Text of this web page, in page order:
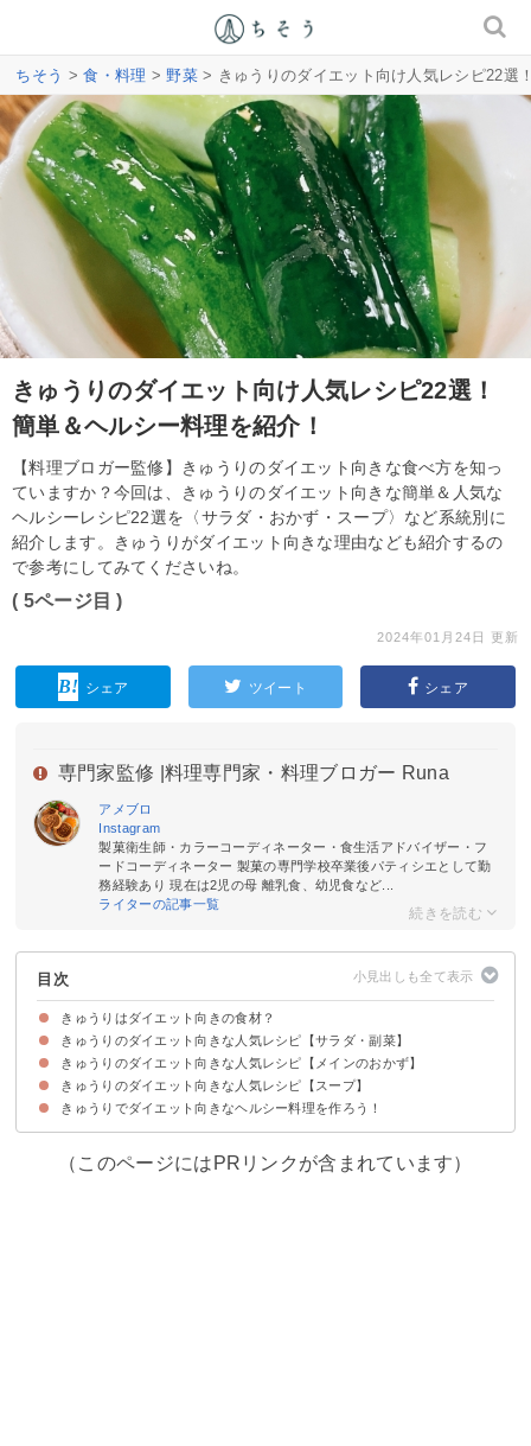
ちそう >食・料理 >野菜> きゅうりのダイエット向け人気レシピ22選
きゅうりのダイエット向け人気レシピ22選！
簡単＆ヘルシー料理を紹介！
【料理ブロガー監修】きゅうりのダイエット向きな食べ方を知っ
ていますか？今回は、きゅうりのダイエット向きな簡単＆人気な
ヘルシーレシピ22選を〈サラダ・おかず・スープ〉など系統別に
紹介します。きゅうりがダイエット向きな理由なども紹介するの
で参考にしてみてくださいね。
( 5ページ目 )
2024年01月24日 更新
シェア ツイート シェア
専門家監修 | 料理専門家・料理ブロガー Runa
アメブロ
Instagram
製菓衛生師・カラーコーディネーター・食生活アドバイザー・フ
ードコーディネーター 製菓の専門学校卒業後パティシエとして勤
務経験あり 現在は2児の母 離乳食、幼児食など...
ライターの記事一覧
目次
きゅうりはダイエット向きの食材？
きゅうりがダイエット向きな理由
きゅうりのダイエット向きな食べ方・調理法
きゅうりのダイエット向きな人気レシピ【サラダ・副菜】
①ささみときゅうりのサラダ
②きゅうりとミョウガとしらすの酢の物
③ごま油風味のやみつききゅうり
④きゅうりの浅漬け
⑤きゅうりと切干大根の中華風サラダ
⑥生姜香るきゅうりの漬物
⑦きゅうりの納豆ツナ和え
⑧きゅうりともやしのナムル
⑨チャーシューときゅうりとザーサイのピリ辛和え
きゅうりのダイエット向きな人気レシピ【メインのおかず】
①油淋鶏のきゅうりソース
②豚しゃぶときゅうりとトマトの三色味噌和え
③鶏の唐揚げで作る簡単北京ダック
④サラダチキンの簡単よだれ鶏
⑤きゅうりの肉味噌のせ
⑥肉みそのサニーレタス巻き
きゅうりのダイエット向きな人気レシピ【スープ】
①きゅうりとサラダチキンの冷製スープ
②きゅうりとじゃがいもの冷製ポタージュスープ
③きゅうりとトマトの冷製スープ
④ガスパチョ風スープ
⑤メロンときゅうりのスープ
⑥韓国の夏の定番スープ
⑦きゅうりともずくの冷製スープ
きゅうりでダイエット向きなヘルシー料理を作ろう！
（このページにはPRリンクが含まれています）